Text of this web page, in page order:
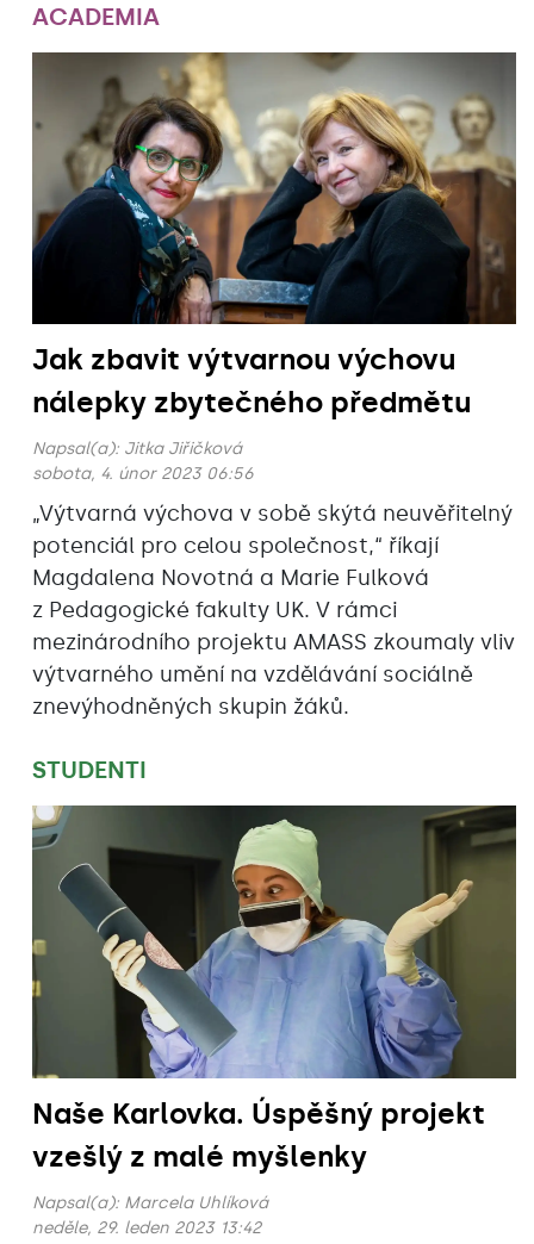
ACADEMIA
Jak zbavit výtvarnou výchovu
nálepky zbytečného předmětu
Napsal(a): Jitka Jiřičková
sobota, 4. únor 2023 06:56
„Výtvarná výchova v sobě skýtá neuvěřitelný
potenciál pro celou společnost,“ říkají
Magdalena Novotná a Marie Fulková
z Pedagogické fakulty UK. V rámci
mezinárodního projektu AMASS zkoumaly vliv
výtvarného umění na vzdělávání sociálně
znevýhodněných skupin žáků.
STUDENTI
Naše Karlovka. Úspěšný projekt
vzešlý z malé myšlenky
Napsal(a): Marcela Uhlíková
neděle, 29. leden 2023 13:42